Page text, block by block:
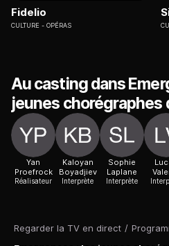
Regarder la TV en direct /
Fidelio
CULTURE OPÉRAS
Au casting dans
jeunes chorégraphes
Yan
Proefrock
Réalisateur
Kaloyan
Boyadjiev
Interprète
Sophie
Laplane
Interprète